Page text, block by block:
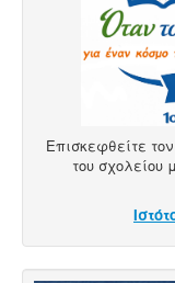
Επισκεφθείτε
του σχολείου